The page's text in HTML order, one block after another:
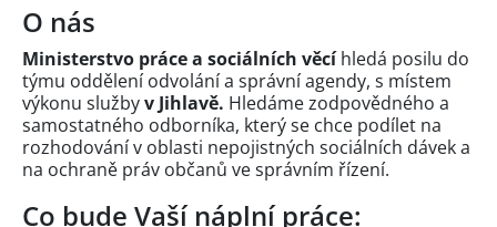
O nás
Ministerstvo práce a sociálních věcíhledá posilu do
týmu oddělení odvolání a správní agendy, s místem
výkonu službyv Jihlavě. Hledáme zodpovědného a
samostatného odborníka, který se chce podílet na
rozhodování v oblasti nepojistných sociálních dávek a
na ochraně práv občanů ve správním řízení.
Co bude Vaší náplní práce: